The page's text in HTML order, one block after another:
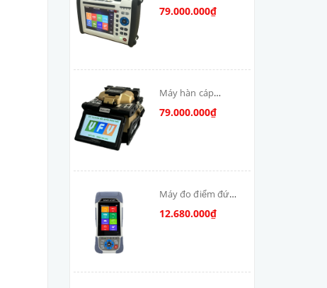
cáp quang: DSX-
79.000.000₫
Máy hàn cáp
quang Skycom
79.000.000₫
Máy đo điểm đứt
cáp quang OTDR-
12.680.000₫